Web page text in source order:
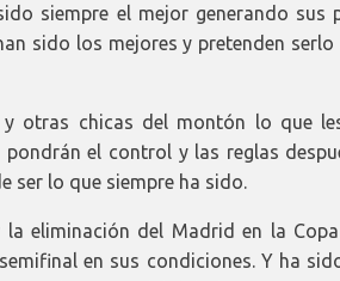
siempre el mejor generando sus
sido los mejores y pretenden
otras chicas del montón lo que
el control y las reglas
ser lo que siempre ha sido.
eliminación del Madrid en la
en sus condiciones. Y ha